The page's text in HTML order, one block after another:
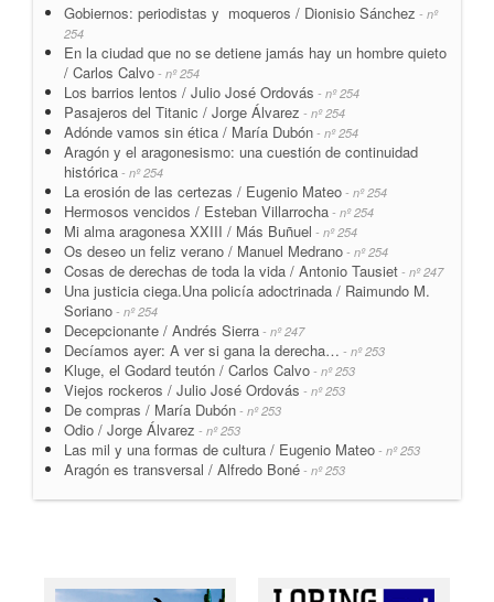
Gobiernos: periodistas y moqueros / Dionisio Sánchez - nº
254
En la ciudad que no se detiene jamás hay un hombre quieto
/ Carlos Calvo - nº 254
Los barrios lentos / Julio José Ordovás - nº 254
Pasajeros del Titanic / Jorge Álvarez - nº 254
Adónde vamos sin ética / María Dubón - nº 254
Aragón y el aragonesismo: una cuestión de continuidad
histórica - nº 254
La erosión de las certezas / Eugenio Mateo - nº 254
Hermosos vencidos / Esteban Villarrocha - nº 254
Mi alma aragonesa XXIII / Más Buñuel - nº 254
Os deseo un feliz verano / Manuel Medrano - nº 254
Cosas de derechas de toda la vida / Antonio Tausiet - nº 247
Una justicia ciega.Una policía adoctrinada / Raimundo M.
Soriano - nº 254
Decepcionante / Andrés Sierra - nº 247
Decíamos ayer: A ver si gana la derecha… - nº 253
Kluge, el Godard teutón / Carlos Calvo - nº 253
Viejos rockeros / Julio José Ordovás - nº 253
De compras / María Dubón - nº 253
Odio / Jorge Álvarez - nº 253
Las mil y una formas de cultura / Eugenio Mateo - nº 253
Aragón es transversal / Alfredo Boné - nº 253